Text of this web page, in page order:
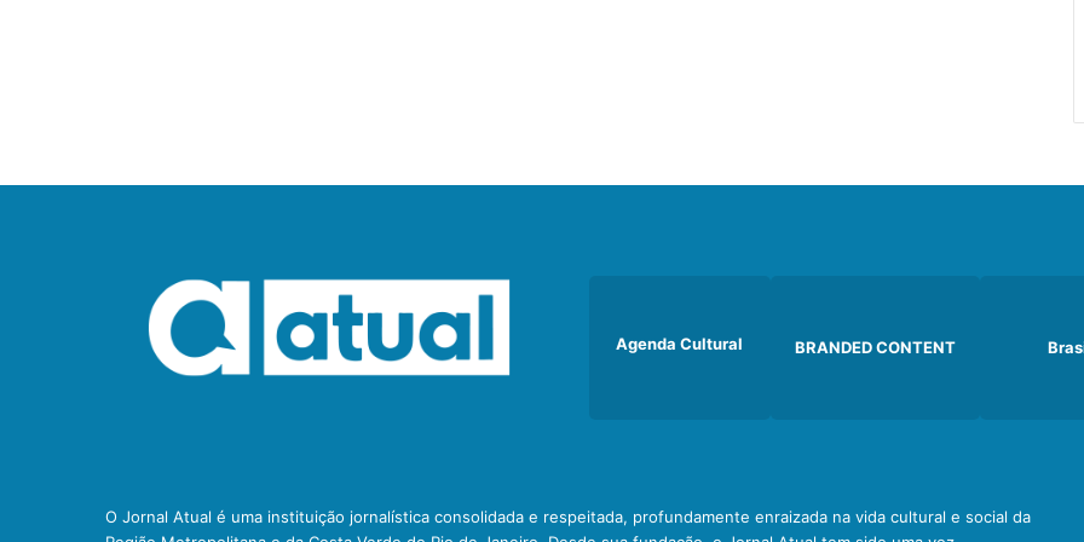
Agenda Cultural BRANDED CONTENT
O Jornal Atual é uma instituição jornalística consolidada e respeitada, profundamente enraizada na vida cultural e social da